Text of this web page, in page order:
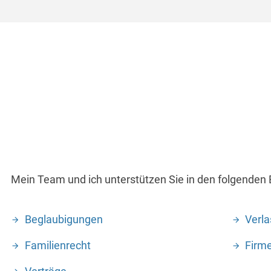
Mein Team und ich unterstützen Sie in den folgenden
Beglaubigungen
Familienrecht